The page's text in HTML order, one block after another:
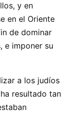
y en
en el Oriente
de dominar
e imponer su
a los judíos
resultado tan